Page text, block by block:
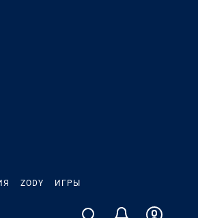
ZODY ИГРЫ